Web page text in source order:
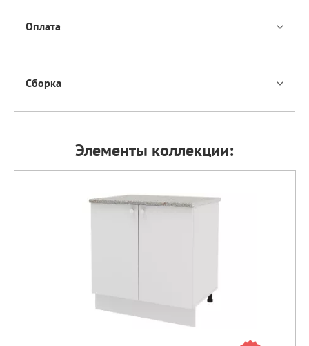
Оплата
Сборка
Элементы коллекции: